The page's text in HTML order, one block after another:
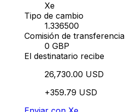
Xe
Tipo de cambio
1.336500
Comisión de transferencia
0 GBP
El destinatario recibe
26,730.00 USD
+359.79 USD